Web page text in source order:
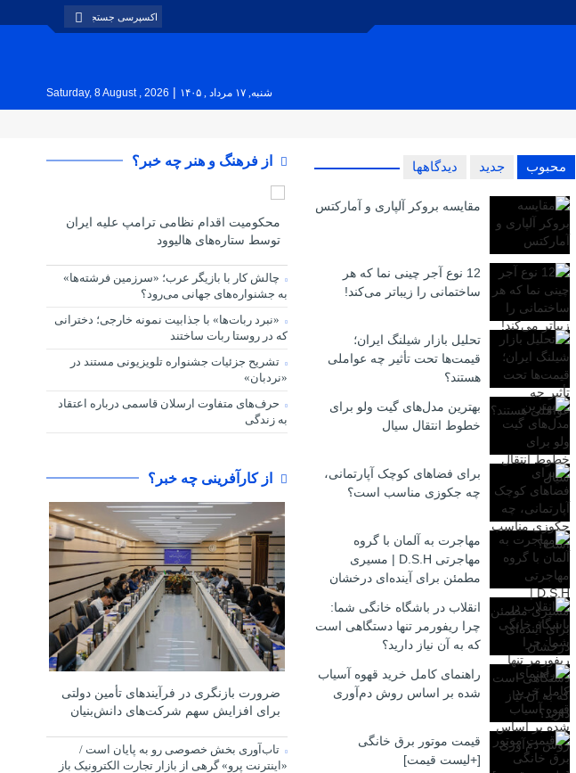
شنبه, ۱۷ مرداد , ۱۴۰۵ |
Saturday, 8 August , 2026
محبوب جدید دیدگاهها
مقایسه بروکر آلپاری و آمارکتس
12 نوع آجر چینی نما که هر
ساختمانی را زیباتر می‌کند!
تحلیل بازار شیلنگ ایران؛
قیمت‌ها تحت تأثیر چه عواملی
هستند؟
بهترین مدل‌های گیت ولو برای
خطوط انتقال سیال
برای فضاهای کوچک آپارتمانی،
چه جکوزی مناسب است؟
مهاجرت به آلمان با گروه
مهاجرتی D.S.H | مسیری
مطمئن برای آینده‌ای درخشان
انقلاب در باشگاه خانگی شما:
چرا ریفورمر تنها دستگاهی است
که به آن نیاز دارید؟
راهنمای کامل خرید قهوه آسیاب
شده بر اساس روش دم‌آوری
قیمت موتور برق خانگی
[+لیست قیمت]
از فرهنگ و هنر چه خبر؟
محکومیت اقدام نظامی ترامپ علیه ایران
توسط ستاره‌های هالیوود
چالش کار با بازیگر عرب؛ «سرزمین فرشته‌ها»
به جشنواره‌های جهانی می‌رود؟
«نبرد ربات‌ها» با جذابیت نمونه خارجی؛ دخترانی
که در روستا ربات ساختند
تشریح جزئیات جشنواره‌ تلویزیونی مستند در
«نردبان»
حرف‌های متفاوت ارسلان قاسمی درباره اعتقاد
به زندگی
از کارآفرینی چه خبر؟
ضرورت بازنگری در فرآیندهای تأمین دولتی
برای افزایش سهم شرکت‌های دانش‌بنیان
تاب‌آوری بخش خصوصی رو به پایان است /
«اینترنت پرو» گرهی از بازار تجارت الکترونیک باز